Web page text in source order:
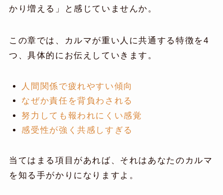
かり増える」と感じていませんか。
この章では、カルマが重い人に共通する特徴を4
つ、具体的にお伝えしていきます。
人間関係で疲れやすい傾向
なぜか責任を背負わされる
努力しても報われにくい感覚
感受性が強く共感しすぎる
当てはまる項目があれば、それはあなたのカルマ
を知る手がかりになりますよ。